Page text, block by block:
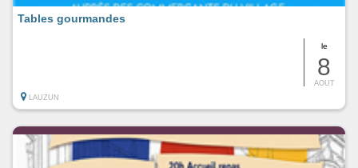
le
8
AOUT
Tables gourmandes
LAUZUN